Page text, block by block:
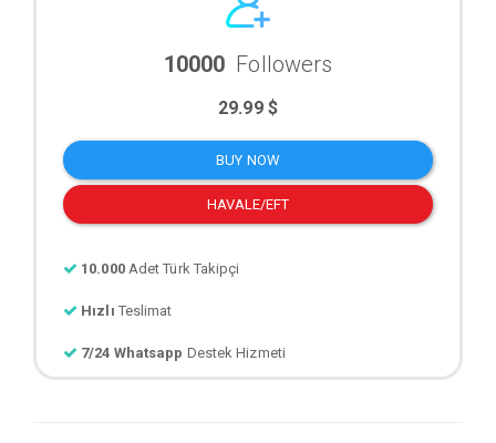
10000 Followers
29.99 $
BUY NOW
HAVALE/EFT
10.000 Adet Türk Takipçi
Hızlı Teslimat
7/24 Whatsapp Destek Hizmeti